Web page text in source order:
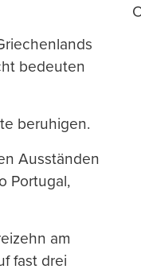
bedeuten
beruhigen.
Ausständen
Portugal,
am
fast drei